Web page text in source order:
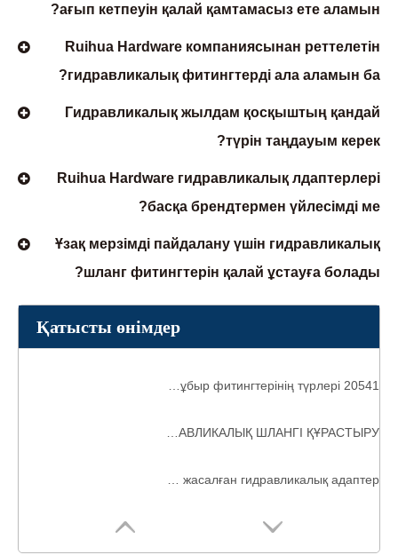
ағып кетпеуін қалай қамтамасыз ете аламын?
Ruihua Hardware компаниясынан реттелетін
гидравликалық фитингтерді ала аламын ба?
Гидравликалық жылдам қосқыштың қандай
түрін таңдауым керек?
Ruihua Hardware гидравликалық лдаптерлері
басқа брендтермен үйлесімді ме?
Ұзақ мерзімді пайдалану үшін гидравликалық
шланг фитингтерін қалай ұстауға болады?
Қатысты өнімдер